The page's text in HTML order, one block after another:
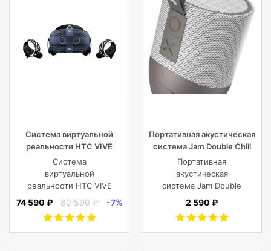
Система виртуальной
реальности HTC VIVE
Cosmos
Система
виртуальной
реальности HTC VIVE
Cosmos
74 590 ₽ 80 590 ₽ -7%
Портативная акустическая
система Jam Double Chill
Grey
Портативная
акустическая
система Jam Double
Chill Grey (серый)
2 590 ₽